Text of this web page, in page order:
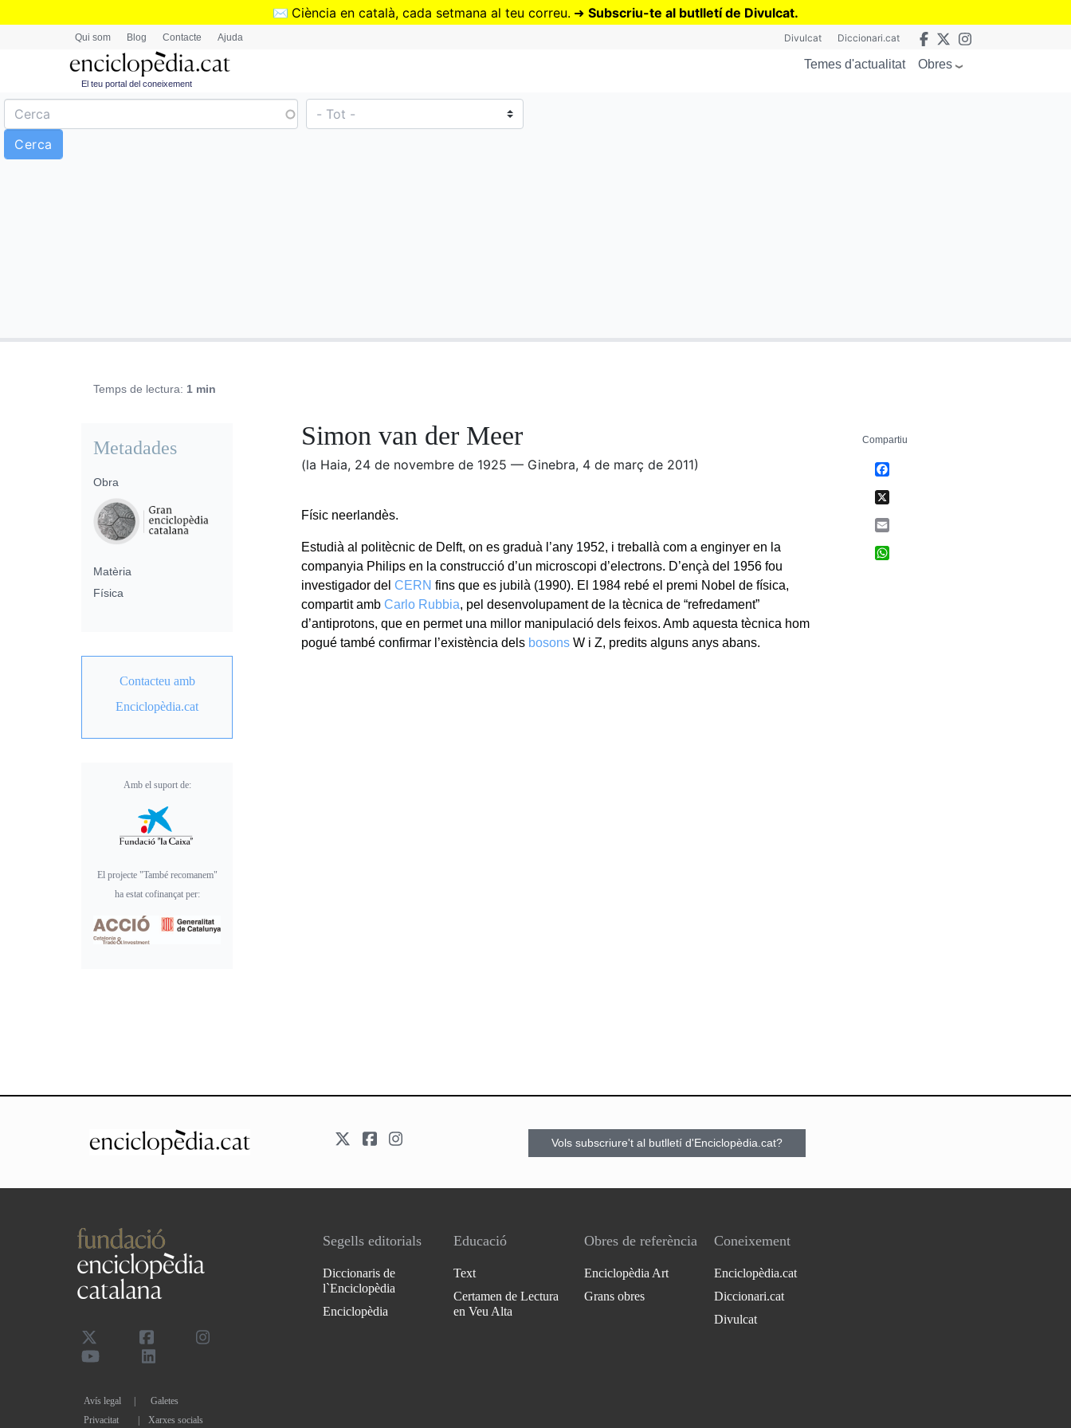
Vés
✉️ Ciència en català, cada setmana al teu correu. ➜ Subscriu-te al butlletí de Divulcat.
Qui som Blog Contacte Ajuda Divulcat Diccionari.cat
El teu portal del coneixement
Temes d'actualitat Obres
Temps de lectura: 1 min
Simon van der Meer
(la Haia, 24 de novembre de 1925 — Ginebra, 4 de març de 2011)
Físic neerlandès.
Estudià al politècnic de Delft, on es graduà l’any 1952, i treballà com a enginyer en la
companyia Philips en la construcció d’un microscopi d’electrons. D’ençà del 1956 fou
investigador delCERN fins que es jubilà (1990). El 1984 rebé el premi Nobel de física,
compartit ambCarlo Rubbia, pel desenvolupament de la tècnica de “refredament”
d’antiprotons, que en permet una millor manipulació dels feixos. Amb aquesta tècnica hom
pogué també confirmar l’existència dels bosons W i Z, predits alguns anys abans.
Metadades
Obra
Matèria
Física
Contacteu amb
Enciclopèdia.cat
Amb el suport de:
El projecte "També recomanem"
ha estat cofinançat per:
Compartiu
Vols subscriure't al butlletí d'Enciclopèdia.cat?
Avís legal
Galetes
Privacitat
| Xarxes socials
Segells editorials
Diccionaris de
l`Enciclopèdia
Enciclopèdia
Educació
Text
Certamen de Lectura
en Veu Alta
Obres de referència
Enciclopèdia Art
Grans obres
Coneixement
Enciclopèdia.cat
Diccionari.cat
Divulcat